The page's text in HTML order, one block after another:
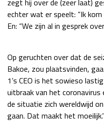
Kwalificatie
GP QATAR 2026
GP ABU DHABI 2026
Kwalificatie
Race
echter wat er speelt: “Ik
En: “We zijn al in gesprek
Op geruchten over dat de
Bakoe, zou plaatsvinden,
1’s CEO is het sowieso
uitbraak van het coronavirus
de situatie zich wereldwijd
gaan. Dat maakt het